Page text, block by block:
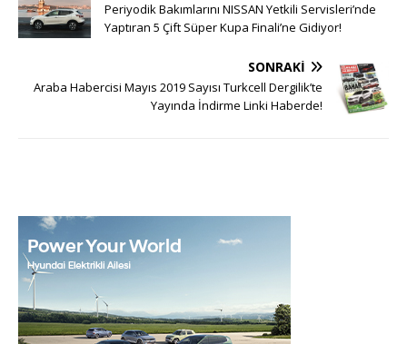
Periyodik Bakımlarını NISSAN Yetkili Servisleri’nde
Yaptıran 5 Çift Süper Kupa Finali’ne Gidiyor!
SONRAKI
Araba Habercisi Mayıs 2019 Sayısı Turkcell Dergilik’te
Yayında İndirme Linki Haberde!